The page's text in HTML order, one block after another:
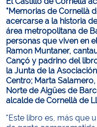
"Memorias de Cornellà
acercarse a la historia
área metropolitana de
personas que viven en
Ramon Muntaner,
Cançó y padrino del
la Junta de la
Centro; Marta
Norte de Aigües de
alcalde de Cornellà de
"Este libro es, más que